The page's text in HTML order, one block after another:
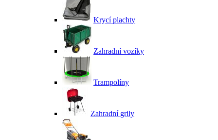
Krycí plachty
Zahradní vozíky
Trampolíny
Zahradní grily